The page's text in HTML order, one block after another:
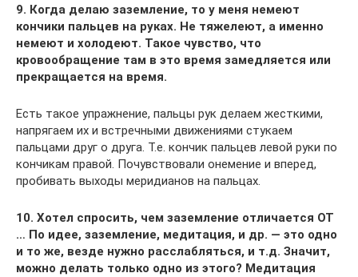
9. Когда делаю заземление, то у меня немеют
кончики пальцев на руках. Не тяжелеют, а именно
немеют и холодеют. Такое чувство, что
кровообращение там в это время замедляется или
прекращается на время.
Есть такое упражнение, пальцы рук делаем жесткими,
напрягаем их и встречными движениями стукаем
пальцами друг о друга. Т.е. кончик пальцев левой руки по
кончикам правой. Почувствовали онемение и вперед,
пробивать выходы меридианов на пальцах.
10. Хотел спросить, чем заземление отличается ОТ
… По идее, заземление, медитация, и др. — это одно
и то же, везде нужно расслабляться, и т.д. Значит,
можно делать только одно из этого? Медитация